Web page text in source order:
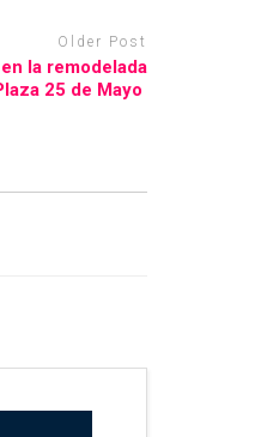
Older Post
la remodelada
25 de Mayo